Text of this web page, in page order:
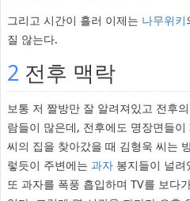
그리고 시간이 흘러 이제는 나무위키
질 않는다.
2 전후 맥락
보통 저 짤방만 잘 알려져있고 전후
람들이 많은데, 전후에도 명장면들
씨의 집을 찾아갔을 때 김형욱 씨는
렇듯이 주변에는 과자봉지들이 널려
또 과자를 폭풍 흡입하며 TV를 보다